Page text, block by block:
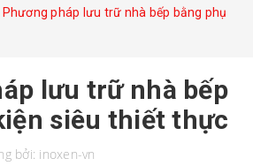
Phương pháp lưu trữ nhà bếp bằng phụ
lưu trữ nhà bếp
siêu thiết thực
bởi: inoxen-vn